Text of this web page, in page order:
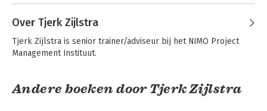
Over Tjerk Zijlstra
Tjerk Zijlstra is senior trainer/adviseur bij het NIMO Project
Management Instituut.
Andere boeken door Tjerk Zijlstra